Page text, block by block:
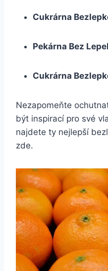
Cukrárna
Pekárna Bez
Cukrárna
Nezapomeňte
být inspirací pro své
najdete ty nejlepší
zde.